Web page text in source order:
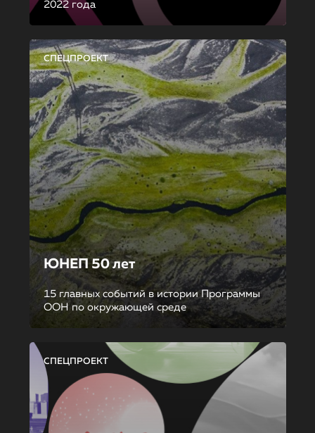
2022 года
СПЕЦПРОЕКТ
ЮНЕП 50 лет
15 главных событий в истории Программы
ООН по окружающей среде
СПЕЦПРОЕКТ